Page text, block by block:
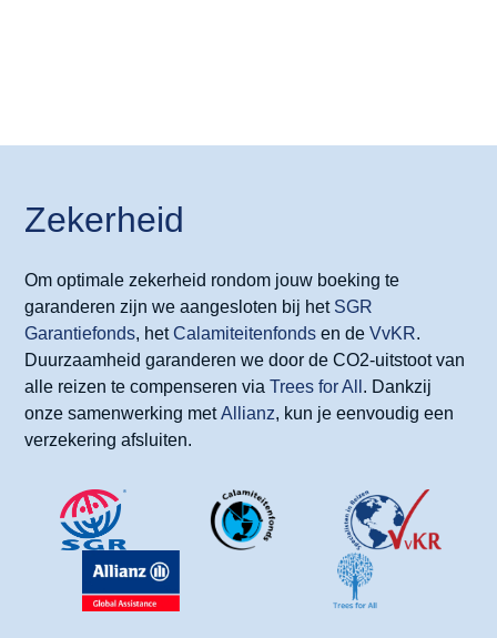
Zekerheid
Om optimale zekerheid rondom jouw boeking te
garanderen zijn we aangesloten bij het SGR
Garantiefonds, hetCalamiteitenfondsen de VvKR.
Duurzaamheid garanderen we door de CO2-uitstoot van
alle reizen te compenseren via Trees for All . Dankzij
onze samenwerking metAllianz, kun je eenvoudig een
verzekering afsluiten.